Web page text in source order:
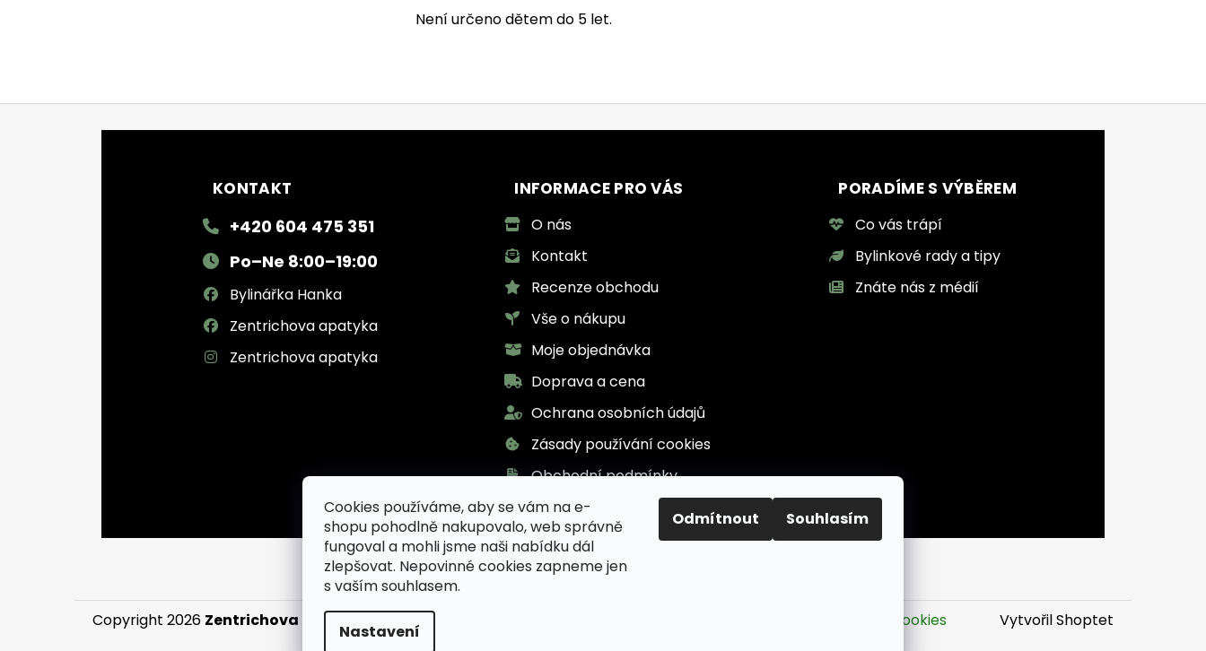
Cookies používáme, aby se vám na e-
shopu pohodlně nakupovalo, web správně
fungoval a mohli jsme naši nabídku dál
zlepšovat. Nepovinné cookies zapneme jen
s vaším souhlasem.
Nastavení
Odmítnout Souhlasím
Není určeno dětem do 5 let.
KONTAKT
+420 604 475 351
Po–Ne 8:00–19:00
Bylinářka Hanka
Zentrichova apatyka
Zentrichova apatyka
INFORMACE PRO VÁS
O nás
Kontakt
Recenze obchodu
Vše o nákupu
Moje objednávka
Doprava a cena
Ochrana osobních údajů
Zásady používání cookies
Obchodní podmínky
PORADÍME S VÝBĚREM
Co vás trápí
Bylinkové rady a tipy
Znáte nás z médií
Vytvořil Shoptet
Copyright 2026 Zentrichova apatyka a Bylinář Karel pro zdraví Upravit nastavení cookies